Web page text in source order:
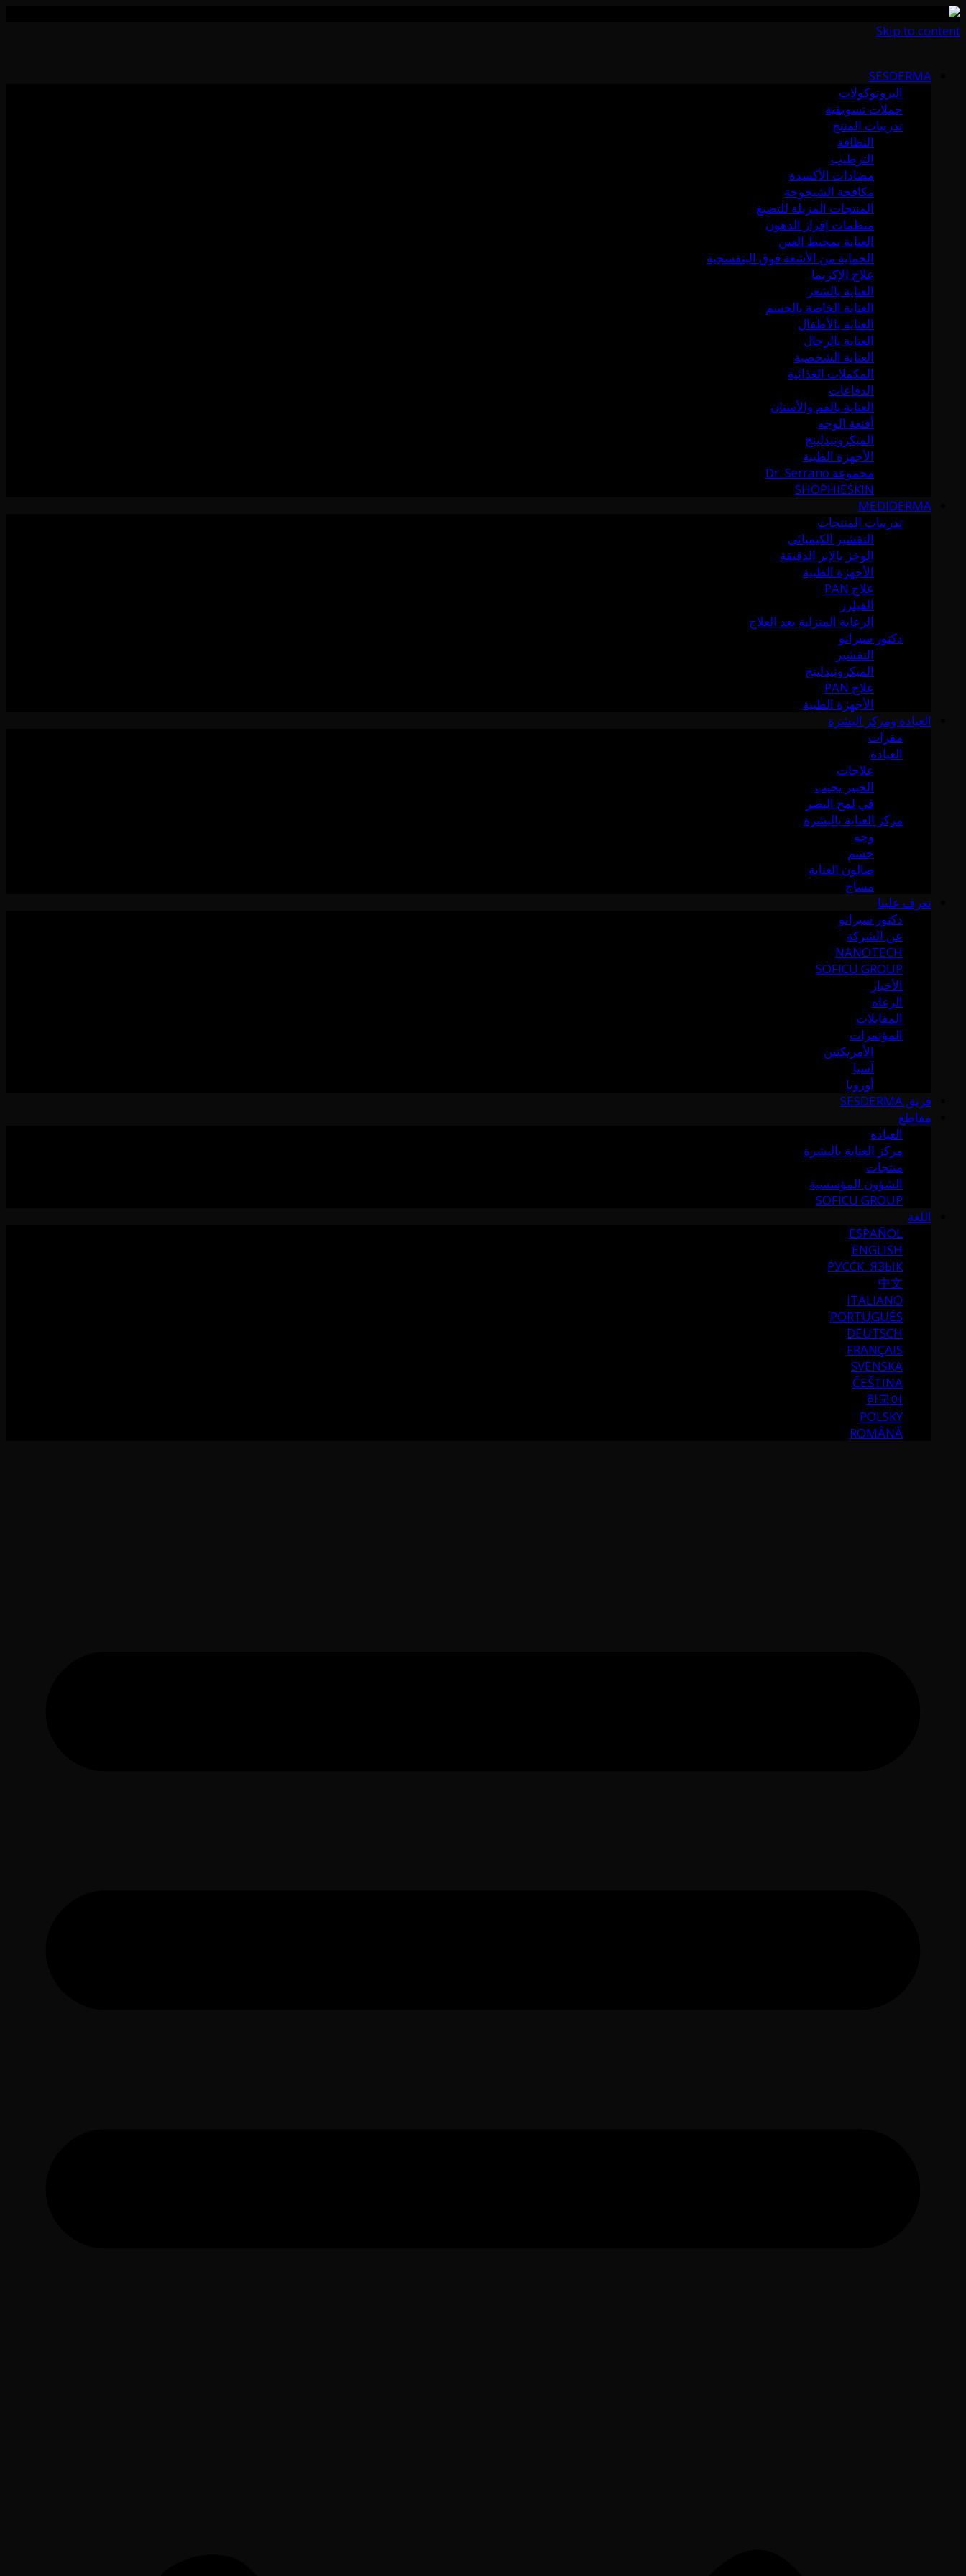
Skip to content
SESDERMA
البروتوكولات
حملات تسويقية
تدريبات المنتج
النظافة
الترطيب
مضادات الأكسدة
مكافحة الشيخوخة
المنتجات المزيلة للتصبغ
منظمات إفراز الدهون
العناية بمحيط العين
الحماية من الأشعة فوق البنفسجية
علاج الإكزيما
العناية بالشعر
العناية الخاصة بالجسم
العناية بالأطفال
العناية بالرجال
العناية الشخصية
المكملات الغذائية
الدفاعات
العناية بالفم والأسنان
أقنعة الوجه
الميكرونيدلينج
الأجهزة الطبية
مجموعة Dr. Serrano
SHOPHIESKIN
MEDIDERMA
تدريبات المنتجات
التقشير الكيميائي
الوخز بالإبر الدقيقة
الأجهزة الطبية
علاج PAN
الفيلرز
الرعاية المنزلية بعد العلاج
دكتور سيرانو
التقشير
الميكرونيدلينج
علاج PAN
الأجهزة الطبية
العيادة ومركز البشرة
مقرات
العيادة
علاجات
الخبير يجيب
في لمح البصر
مركز العناية بالبشرة
وجه
جسم
صالون العناية
مساج
تعرف علينا
دكتور سيرانو
عن الشركة
NANOTECH
SOFICU GROUP
الأخبار
الرعاة
المقابلات
المؤتمرات
الأمريكتين
آسيا
أوروبا
فريق SESDERMA
مقاطع
العيادة
مركز العناية بالبشرة
منتجات
الشؤون المؤسسية
SOFICU GROUP
اللغة
ESPAÑOL
ENGLISH
РУССК. ЯЗЫК
中文
ITALIANO
PORTUGUÉS
DEUTSCH
FRANÇAIS
SVENSKA
ČEŠTINA
한국어
POLSKY
ROMÂNĂ